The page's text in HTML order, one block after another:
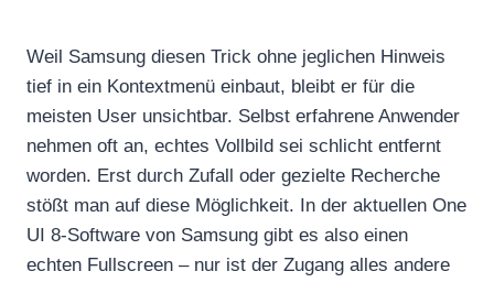
Weil Samsung diesen Trick ohne jeglichen Hinweis
tief in ein Kontextmenü einbaut, bleibt er für die
meisten User unsichtbar. Selbst erfahrene Anwender
nehmen oft an, echtes Vollbild sei schlicht entfernt
worden. Erst durch Zufall oder gezielte Recherche
stößt man auf diese Möglichkeit. In der aktuellen One
UI 8-Software von Samsung gibt es also einen
echten Fullscreen – nur ist der Zugang alles andere